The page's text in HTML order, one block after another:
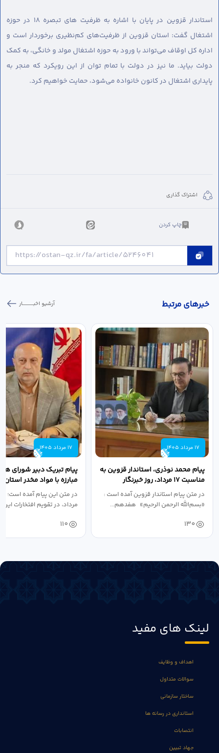
استاندار قزوین در پایان با اشاره به ظرفیت های تبصره ۱۸ در حوزه
اشتغال گفت: استان قزوین از ظرفیت‌های کم‌نظیری برخوردار است و
اداره کل اوقاف می‌تواند با ورود به حوزه اشتغال مولد و خانگی، به کمک
دولت بیاید. ما نیز در دولت با تمام توان از این رویکرد که منجر به
پایداری اشتغال در کانون خانواده می‌شود، حمایت خواهیم کرد.
اشتراک گذاری
چاپ کردن
خبر‌های مرتبط آرشیو اخبـــــــــــار
17 مرداد 1405
پیام محمد نوذری، استاندار قزوین به
مناسبت ۱۷ مرداد، روز خبرنگار
در متن پیام استاندار قزوین آمده است :
«بسم‌الله الرحمن الرحیم» هفدهم...
130
17 مرداد 1405
پیام تبریک دبیر شورای
مبارزه با مواد مخدر استان
مناسبت روز خبرنگار...
در متن این پیام آمده
مرداد، در تقویم افتخارات
110
لینک های مفید
اهداف و وظایف
سوالات متداول
ساختار سازمانی
استانداری در رسانه ها
انتصابات
جهاد تبیین